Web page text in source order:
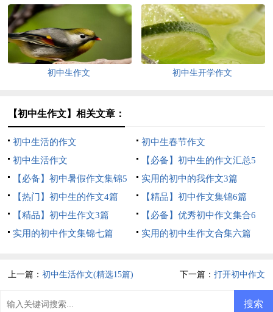
初中生作文 初中生开学作文
【初中生作文】相关文章：
初中生活的作文
初中生春节作文
初中生活作文
【必备】初中生的作文汇总5
篇
【必备】初中暑假作文集锦5
篇
实用的初中的我作文3篇
【热门】初中生的作文4篇
【精品】初中作文集锦6篇
【精品】初中生作文3篇
【必备】优秀初中作文集合6
篇
实用的初中作文集锦七篇 实用的初中生作文合集六篇
上一篇：初中生活作文(精选15篇) 下一篇： 打开初中作文